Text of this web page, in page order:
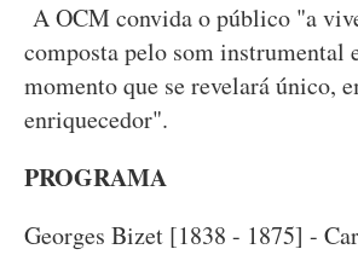
A OCM convida o público "a
composta pelo som instrumental
momento que se revelará único,
enriquecedor".
PROGRAMA
Georges Bizet [1838 - 1875] -